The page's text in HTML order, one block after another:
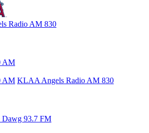
Radio AM 830
AM
AM KLAA Angels Radio AM 830
93.7 FM